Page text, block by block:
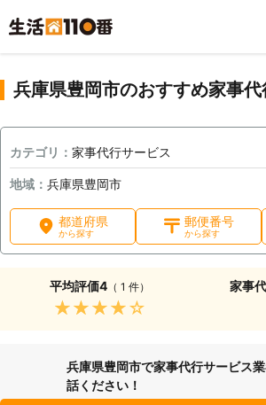
兵庫県豊岡市のおすすめ家事
カテゴリ： 家事代行サービス
地域： 兵庫県豊岡市
都道府県
から探す
郵便番号
から探す
平均評価4（ 1 件）
★★★★★
家事
兵庫県豊岡市で家事代行サービス
話ください！